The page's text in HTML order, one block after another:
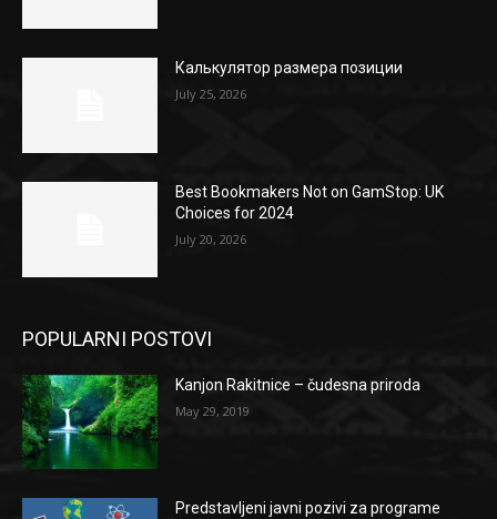
Калькулятор размера позиции
July 25, 2026
Best Bookmakers Not on GamStop: UK
Choices for 2024
July 20, 2026
POPULARNI POSTOVI
Kanjon Rakitnice – čudesna priroda
May 29, 2019
Predstavljeni javni pozivi za programe